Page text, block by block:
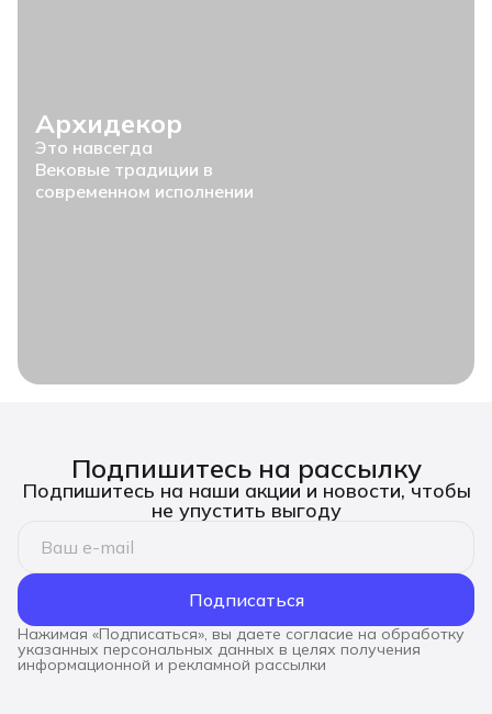
Архидекор
Это навсегда
Вековые традиции в
современном исполнении
Подпишитесь на рассылку
Подпишитесь на наши акции и новости, чтобы
не упустить выгоду
Подписаться
Нажимая «Подписаться», вы даете согласие на обработку
указанных персональных данных в целях получения
информационной и рекламной рассылки